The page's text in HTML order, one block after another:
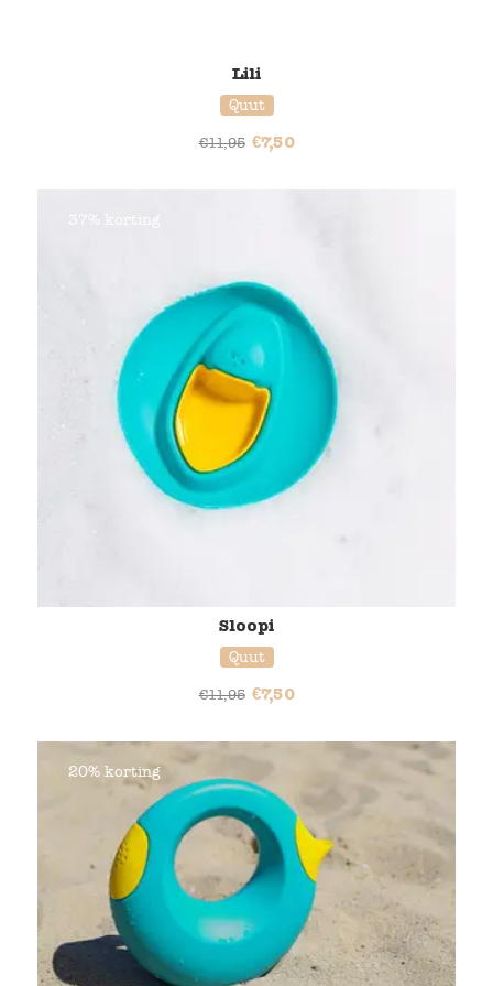
Lili
Quut
€11,95 €7,50
37% korting
Sloopi
Quut
€11,95 €7,50
20% korting